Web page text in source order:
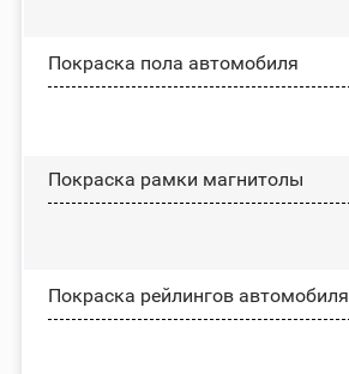
Покраска пола автомобиля
Покраска рамки магнитолы
Покраска рейлингов автомобиля